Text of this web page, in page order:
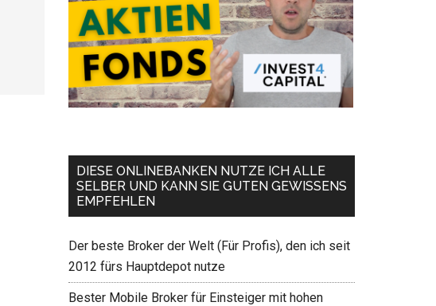
DIESE ONLINEBANKEN NUTZE ICH ALLE
SELBER UND KANN SIE GUTEN GEWISSENS
EMPFEHLEN
Der beste Broker der Welt (Für Profis), den ich seit
2012 fürs Hauptdepot nutze
Bester Mobile Broker für Einsteiger mit hohen